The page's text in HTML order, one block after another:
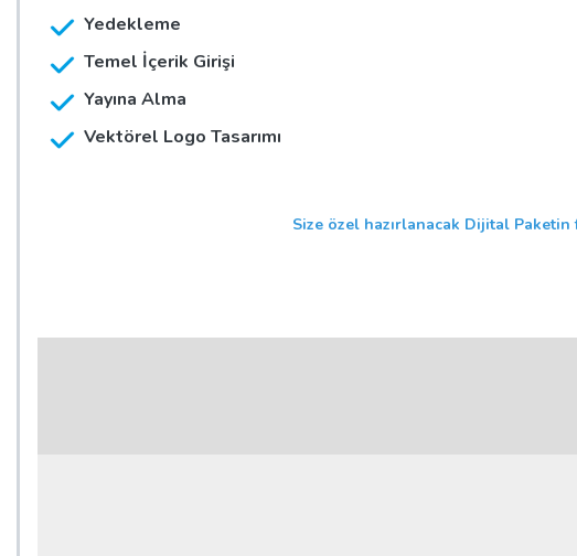
Yedekleme
Temel İçerik Girişi
Yayına Alma
Vektörel Logo Tasarımı
Size özel hazırlanacak Dijital Paketin